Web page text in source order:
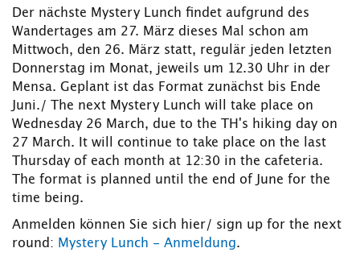
Der nächste Mystery Lunch findet aufgrund des
Wandertages am 27. März dieses Mal schon am
Mittwoch, den 26. März statt, regulär jeden letzten
Donnerstag im Monat, jeweils um 12.30 Uhr in der
Mensa. Geplant ist das Format zunächst bis Ende
Juni./ The next Mystery Lunch will take place on
Wednesday 26 March, due to the TH's hiking day on
27 March. It will continue to take place on the last
Thursday of each month at 12:30 in the cafeteria.
The format is planned until the end of June for the
time being.
Anmelden können Sie sich hier/ sign up for the next
round: Mystery Lunch - Anmeldung.